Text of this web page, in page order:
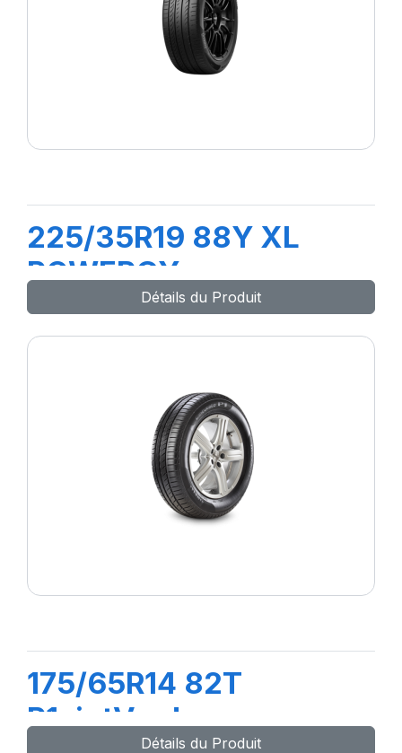
225/35R19 88Y XL
POWERGY
Détails du Produit
175/65R14 82T
P1cintVerde
Détails du Produit